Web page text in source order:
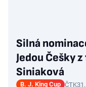
Silná
Jedou Češky
Siniaková
B. J. King Cup ČTK